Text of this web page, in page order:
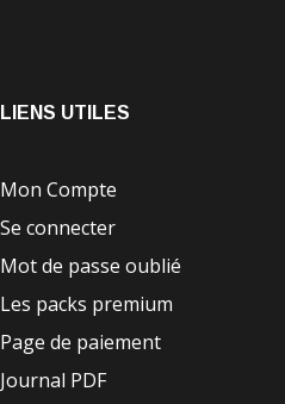
LIENS UTILES
Mon Compte
Se connecter
Mot de passe oublié
Les packs premium
Page de paiement
Journal PDF